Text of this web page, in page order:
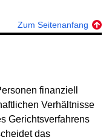
Zum Seitenanfang
finanziell
Verhältnisse
Gerichtsverfahrens
das